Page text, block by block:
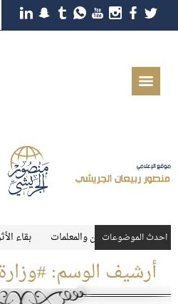
احدث الموضوعات بقاء الأثر للمعلمين والمعلمات
أرشيف الوسم: